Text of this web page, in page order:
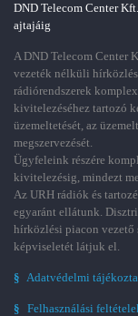
DND Telecom Center
ajtajáig
A DND Telecom Center
vezeték nélküli
rádiórendszerek
kivitelezéséhez tartozó
üzemeltetését, az
megszervezését.
Ügyfeleink részére
kivitelezésig, mindezt
Az URH rádiók és
egyaránt ellátunk.
hírközlési piacon vezető
képviseletét látjuk el.
§ Adatvédelmi
§ Felhasználási